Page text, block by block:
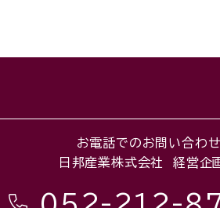
お電話でのお問い合わせ
日邦産業株式会社 経営企